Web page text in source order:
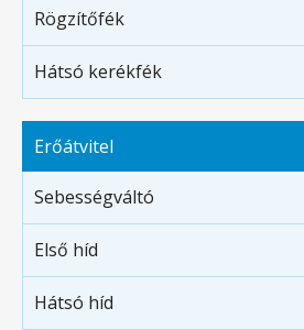
Rögzítőfék
Hátsó kerékfék
Erőátvitel
Sebességváltó
Első híd
Hátsó híd